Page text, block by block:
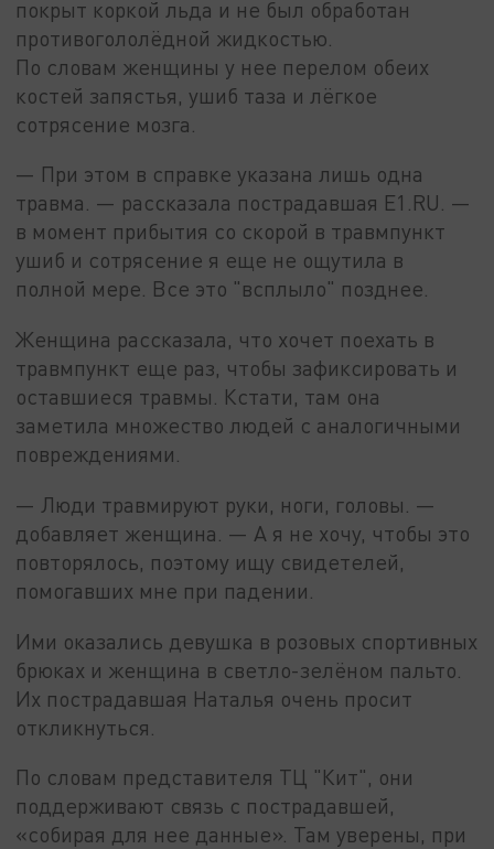
покрыт коркой льда и не был обработан
противогололёдной жидкостью.
По словам женщины у нее перелом обеих
костей запястья, ушиб таза и лёгкое
сотрясение мозга.
— При этом в справке указана лишь одна
травма. — рассказала пострадавшая Е1.RU. —
в момент прибытия со скорой в травмпункт
ушиб и сотрясение я еще не ощутила в
полной мере. Все это "всплыло" позднее.
Женщина рассказала, что хочет поехать в
травмпункт еще раз, чтобы зафиксировать и
оставшиеся травмы. Кстати, там она
заметила множество людей с аналогичными
повреждениями.
— Люди травмируют руки, ноги, головы. —
добавляет женщина. — А я не хочу, чтобы это
повторялось, поэтому ищу свидетелей,
помогавших мне при падении.
Ими оказались девушка в розовых спортивных
брюках и женщина в светло-зелёном пальто.
Их пострадавшая Наталья очень просит
откликнуться.
По словам представителя ТЦ "Кит", они
поддерживают связь с пострадавшей,
«собирая для нее данные». Там уверены, при